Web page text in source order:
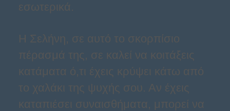
εσωτερικά.
Η Σελήνη, σε αυτό το σκορπίσιο
πέρασμά της, σε καλεί να κοιτάξεις
κατάματα ό,τι έχεις κρύψει κάτω από
το χαλάκι της ψυχής σου. Αν έχεις
καταπιέσει συναισθήματα, μπορεί να